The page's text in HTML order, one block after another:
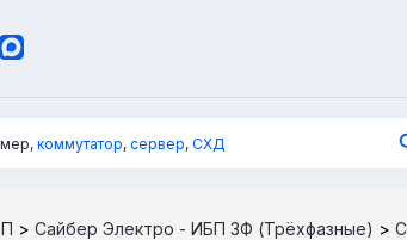
коммутатор, сервер, СХД
> Сайбер Электро - ИБП 3Ф (Трёхфазные) >